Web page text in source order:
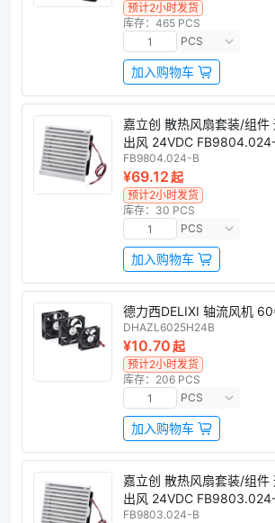
预计2小时发货
库存：465 PCS
PCS
加入购物车
嘉立创 散热风扇套装/组件
出风 24VDC
FB9804.024-B
¥69.12起
预计2小时发货
库存：30 PCS
PCS
加入购物车
德力西DELIXI 轴流风机
DHAZL6025H24B
¥10.70起
预计2小时发货
库存：206 PCS
PCS
加入购物车
嘉立创 散热风扇套装/组件
出风 24VDC
FB9803.024-B